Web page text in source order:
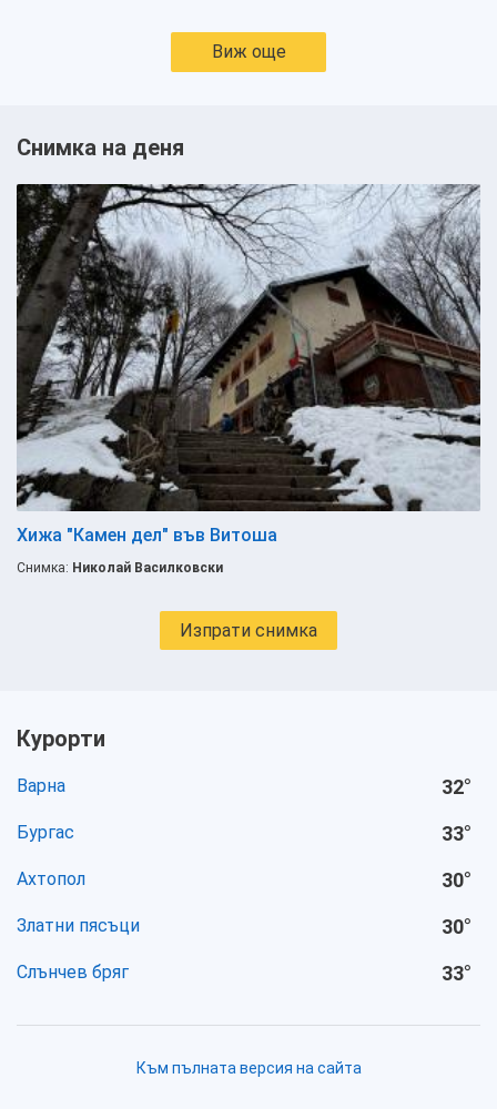
Виж още
Снимка на деня
Хижа "Камен дел" във Витоша
Снимка: Николай Василковски
Изпрати снимка
Курорти
Варна 32°
Бургас 33°
Ахтопол 30°
Златни пясъци 30°
Слънчев бряг 33°
Към пълната версия на сайта